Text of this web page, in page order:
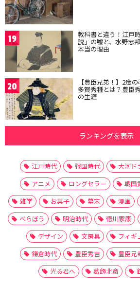
19 教科書と違う！江戸
説」の嘘と、水野忠
本当の理由
20 【豊臣兄弟！】2度
多賀秀種とは？豊臣
の生涯
ランキングを表示
江戸時代 戦国時代 大河ド
アニメ
ロングセラー 戦国
雑学
お菓子 幕末 漫画
べらぼう
明治時代 徳川家康
デザイン
文房具 フィギ
鎌倉時代
豊臣秀吉 豊臣兄
光る君へ
葛飾北斎